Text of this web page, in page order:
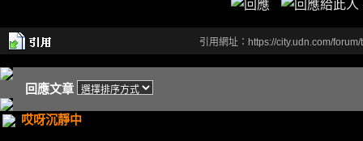
引用網址：https://city.udn.com/
回應文章
哎呀沉靜中